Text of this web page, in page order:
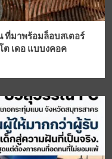
ที่มาพร้อมล็อบสเตอร์
ต เดอ แบบงคอค